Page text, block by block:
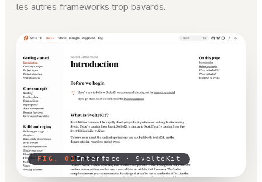
les autres frameworks trop bavards.
FIG. 01Interface ·SvelteKit